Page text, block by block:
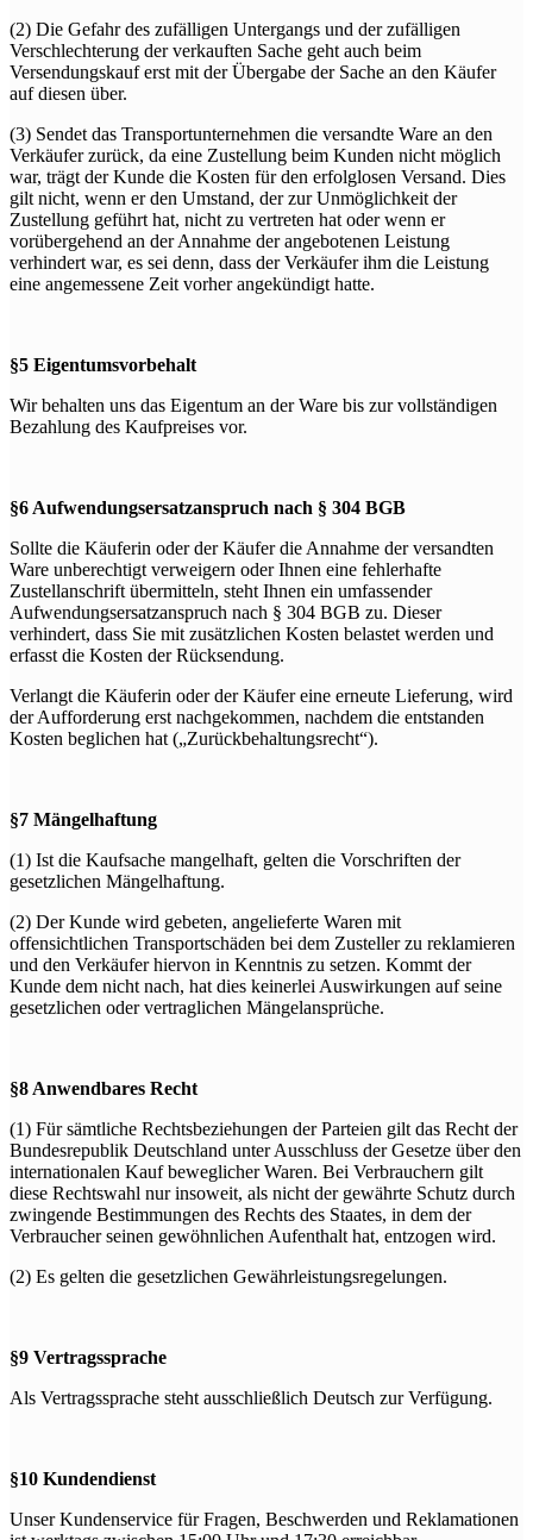
(2) Die Gefahr des zufälligen Untergangs und der zufälligen
Verschlechterung der verkauften Sache geht auch beim
Versendungskauf erst mit der Übergabe der Sache an den Käufer
auf diesen über.
(3) Sendet das Transportunternehmen die versandte Ware an den
Verkäufer zurück, da eine Zustellung beim Kunden nicht möglich
war, trägt der Kunde die Kosten für den erfolglosen Versand. Dies
gilt nicht, wenn er den Umstand, der zur Unmöglichkeit der
Zustellung geführt hat, nicht zu vertreten hat oder wenn er
vorübergehend an der Annahme der angebotenen Leistung
verhindert war, es sei denn, dass der Verkäufer ihm die Leistung
eine angemessene Zeit vorher angekündigt hatte.
§5 Eigentumsvorbehalt
Wir behalten uns das Eigentum an der Ware bis zur vollständigen
Bezahlung des Kaufpreises vor.
§6 Aufwendungsersatzanspruch nach § 304 BGB
Sollte die Käuferin oder der Käufer die Annahme der versandten
Ware unberechtigt verweigern oder Ihnen eine fehlerhafte
Zustellanschrift übermitteln, steht Ihnen ein umfassender
Aufwendungsersatzanspruch nach § 304 BGB zu. Dieser
verhindert, dass Sie mit zusätzlichen Kosten belastet werden und
erfasst die Kosten der Rücksendung.
Verlangt die Käuferin oder der Käufer eine erneute Lieferung, wird
der Aufforderung erst nachgekommen, nachdem die entstanden
Kosten beglichen hat („Zurückbehaltungsrecht“).
§7 Mängelhaftung
(1) Ist die Kaufsache mangelhaft, gelten die Vorschriften der
gesetzlichen Mängelhaftung.
(2) Der Kunde wird gebeten, angelieferte Waren mit
offensichtlichen Transportschäden bei dem Zusteller zu reklamieren
und den Verkäufer hiervon in Kenntnis zu setzen. Kommt der
Kunde dem nicht nach, hat dies keinerlei Auswirkungen auf seine
gesetzlichen oder vertraglichen Mängelansprüche.
§8 Anwendbares Recht
(1) Für sämtliche Rechtsbeziehungen der Parteien gilt das Recht der
Bundesrepublik Deutschland unter Ausschluss der Gesetze über den
internationalen Kauf beweglicher Waren. Bei Verbrauchern gilt
diese Rechtswahl nur insoweit, als nicht der gewährte Schutz durch
zwingende Bestimmungen des Rechts des Staates, in dem der
Verbraucher seinen gewöhnlichen Aufenthalt hat, entzogen wird.
(2) Es gelten die gesetzlichen Gewährleistungsregelungen.
§9 Vertragssprache
Als Vertragssprache steht ausschließlich Deutsch zur Verfügung.
§10 Kundendienst
Unser Kundenservice für Fragen, Beschwerden und Reklamationen